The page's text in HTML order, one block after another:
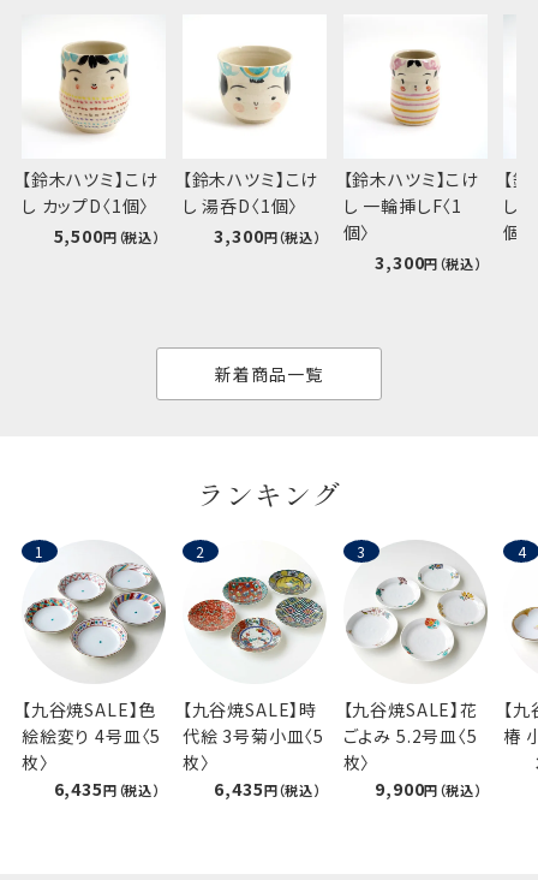
【鈴木ハツミ】こけ
し カップD〈1個〉
5,500
【鈴木ハツミ】こけ
し 湯呑D〈1個〉
3,300
【鈴木ハツミ】こけ
し 一輪挿しF〈1
個〉
3,300
【
し
個〉
新着商品一覧
ランキング
【九谷焼SALE】色
絵絵変り 4号皿〈5
枚〉
6,435
【九谷焼SALE】時
代絵 3号菊小皿〈5
枚〉
6,435
【九谷焼SALE】花
ごよみ 5.2号皿〈5
枚〉
9,900
【
椿